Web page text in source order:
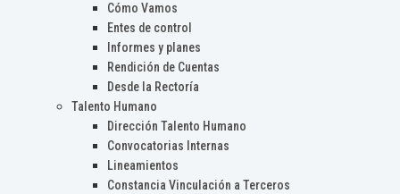
Cómo Vamos
Entes de control
Informes y planes
Rendición de Cuentas
Desde la Rectoría
Talento Humano
Dirección Talento Humano
Convocatorias Internas
Lineamientos
Constancia Vinculación a Terceros